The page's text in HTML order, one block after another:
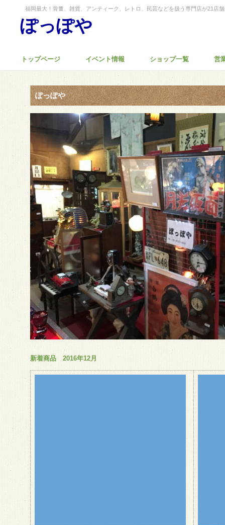
福岡最大！骨董、雑貨、アンティーク、レトロ、民芸などを扱う専門店が21店
ぽっぽや
ぽっぽや
新着商品 2016年12月
トップページ イベント情報 ショップ一覧 営